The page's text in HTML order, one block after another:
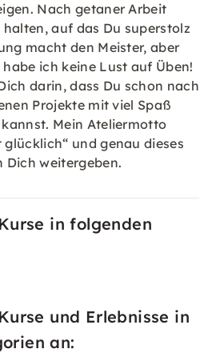
Nach getaner Arbeit
auf das Du superstolz
macht den Meister, aber
ich keine Lust auf Üben!
darin, dass Du schon nach
Projekte mit viel Spaß
Mein Ateliermotto
und genau dieses
Dich weitergeben.
in folgenden
und Erlebnisse in
an: